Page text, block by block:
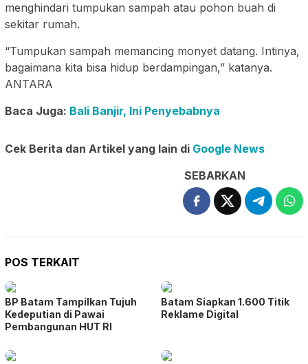
menghindari tumpukan sampah atau pohon buah di
sekitar rumah.
“Tumpukan sampah memancing monyet datang. Intinya,
bagaimana kita bisa hidup berdampingan,” katanya.
ANTARA
Baca Juga: Bali Banjir, Ini Penyebabnya
Cek Berita dan Artikel yang lain di Google News
SEBARKAN
POS TERKAIT
BP Batam Tampilkan Tujuh
Kedeputian di Pawai
Pembangunan HUT RI
Batam Siapkan 1.600 Titik
Reklame Digital